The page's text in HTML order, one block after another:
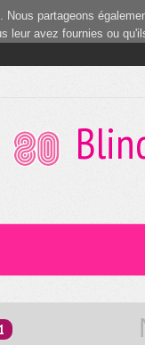
partageons
leur avez fournies ou